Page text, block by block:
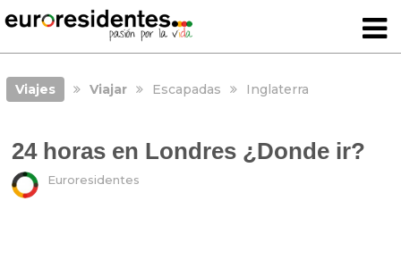
Viajes Viajar Escapadas Inglaterra
24 horas en Londres ¿Donde ir?
Euroresidentes